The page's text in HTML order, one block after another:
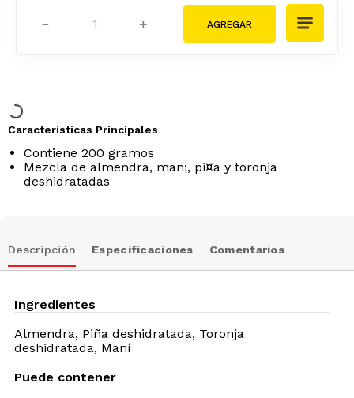
＋
－
Características Principales
Contiene 200 gramos
Mezcla de almendra, man¡, pi¤a y toronja
deshidratadas
Descripción Especificaciones Comentarios
Ingredientes
Almendra, Piña deshidratada, Toronja
deshidratada, Maní
Puede contener